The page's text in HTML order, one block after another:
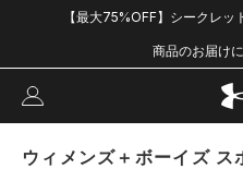
【最大75%OFF】シークレ
商品のお届け
ウィメンズ＋ボーイズ ス